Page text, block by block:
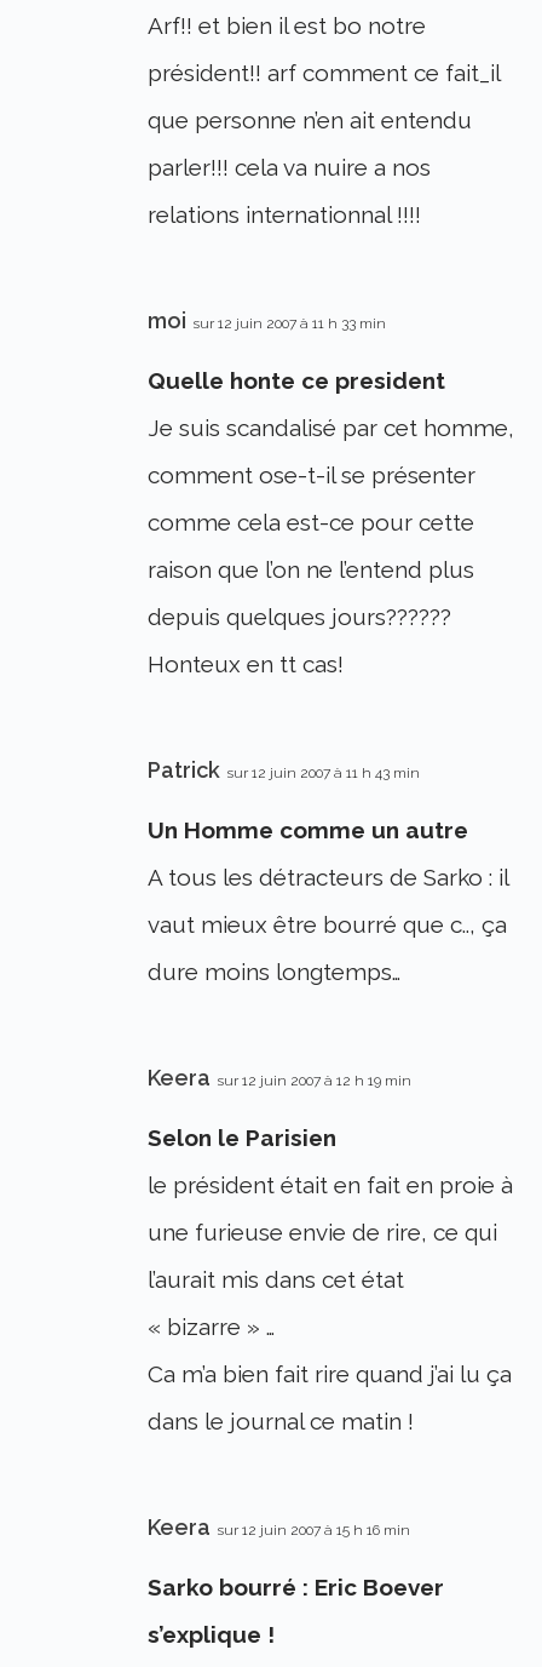
Arf!! et bien il est bo notre
président!! arf comment ce fait_il
que personne n’en ait entendu
parler!!! cela va nuire a nos
relations internationnal !!!!
moi sur 12 juin 2007 à 11 h 33 min
Quelle honte ce president
Je suis scandalisé par cet homme,
comment ose-t-il se présenter
comme cela est-ce pour cette
raison que l’on ne l’entend plus
depuis quelques jours??????
Honteux en tt cas!
Patrick sur 12 juin 2007 à 11 h 43 min
Un Homme comme un autre
A tous les détracteurs de Sarko : il
vaut mieux être bourré que c.., ça
dure moins longtemps…
Keera sur 12 juin 2007 à 12 h 19 min
Selon le Parisien
le président était en fait en proie à
une furieuse envie de rire, ce qui
l’aurait mis dans cet état
« bizarre » …
Ca m’a bien fait rire quand j’ai lu ça
dans le journal ce matin !
Keera sur 12 juin 2007 à 15 h 16 min
Sarko bourré : Eric Boever
s’explique !